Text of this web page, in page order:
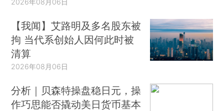
2026年08月06日
【我闻】艾路明及多名股东被
拘 当代系创始人因何此时被
清算
2026年08月06日
分析｜贝森特操盘稳日元，操
作巧思能否撬动美日货币基本